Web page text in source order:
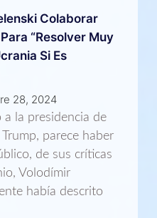
Colaborar
“resolver Muy
Si Es
28, 2024
a la presidencia de
parece haber
de sus críticas
Volodímir
había descrito